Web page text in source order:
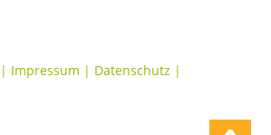
| Impressum | Datenschutz |